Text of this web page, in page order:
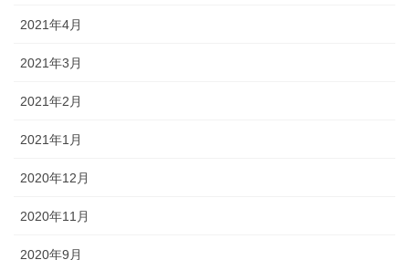
2021年4月
2021年3月
2021年2月
2021年1月
2020年12月
2020年11月
2020年9月